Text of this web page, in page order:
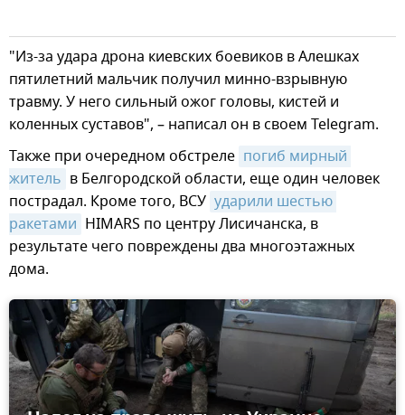
"Из-за удара дрона киевских боевиков в Алешках
пятилетний мальчик получил минно-взрывную
травму. У него сильный ожог головы, кистей и
коленных суставов", – написал он в своем Telegram.
Также при очередном обстреле погиб мирный
житель в Белгородской области, еще один человек
пострадал. Кроме того, ВСУ ударили шестью
ракетами HIMARS по центру Лисичанска, в
результате чего повреждены два многоэтажных
дома.